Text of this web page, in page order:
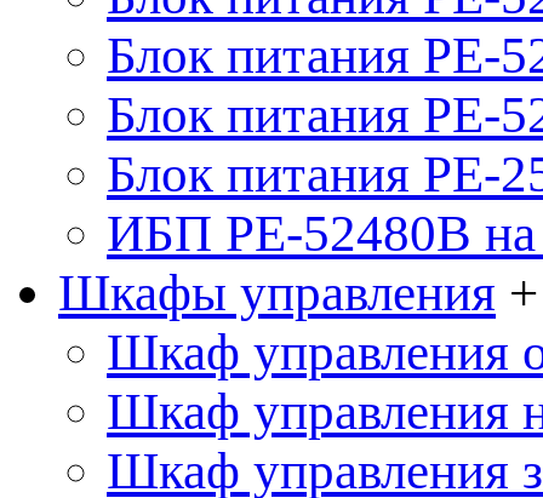
Блок питания PE-
Блок питания PE-
Блок питания PE-
ИБП PE-52480B
Шкафы управления +
Шкаф управления
Шкаф управления
Шкаф управления